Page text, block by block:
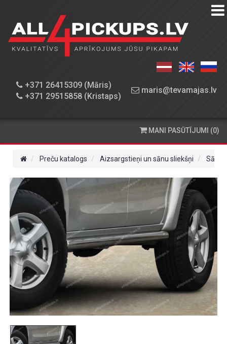
+371 26415309 (Māris)
+371 29515858 (Kristaps)
maris@tevamajas.lv
PREČU
KATALOGS
PIEGĀDE
KONTAKTINFORMĀCIJA
MANI PASŪTĪJUMI (0)
Preču katalogs Aizsargstieņi un sānu sliekšņi Sānu